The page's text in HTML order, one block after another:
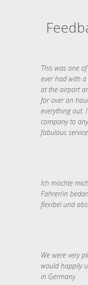
This was one
ever had with
at the airport
for over an
everything out.
company to
fabulous
Ich möchte
Fahrer/in
flexibel und
We were very
would happily
in Germany.